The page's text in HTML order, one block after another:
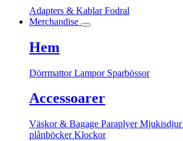
Adapters & KablarFodral
Merchandise
Hem
DörrmattorLampor Sparbössor
Accessoarer
Väskor & Bagage ParaplyerMjukisdjur
plånböckerKlockor